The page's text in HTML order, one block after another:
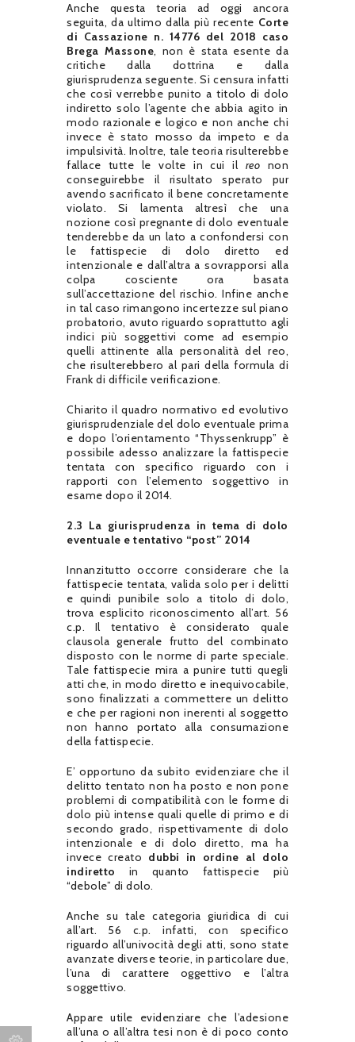
Anche questa teoria ad oggi ancora
seguita, da ultimo dalla più recente Corte
di Cassazione n. 14776 del 2018 caso
Brega Massone, non è stata esente da
critiche dalla dottrina e dalla
giurisprudenza seguente. Si censura infatti
che così verrebbe punito a titolo di dolo
indiretto solo l’agente che abbia agito in
modo razionale e logico e non anche chi
invece è stato mosso da impeto e da
impulsività. Inoltre, tale teoria risulterebbe
fallace tutte le volte in cui il reo non
conseguirebbe il risultato sperato pur
avendo sacrificato il bene concretamente
violato. Si lamenta altresì che una
nozione così pregnante di dolo eventuale
tenderebbe da un lato a confondersi con
le fattispecie di dolo diretto ed
intenzionale e dall’altra a sovrapporsi alla
colpa cosciente ora basata
sull’accettazione del rischio. Infine anche
in tal caso rimangono incertezze sul piano
probatorio, avuto riguardo soprattutto agli
indici più soggettivi come ad esempio
quelli attinente alla personalità del reo,
che risulterebbero al pari della formula di
Frank di difficile verificazione.
Chiarito il quadro normativo ed evolutivo
giurisprudenziale del dolo eventuale prima
e dopo l’orientamento “Thyssenkrupp” è
possibile adesso analizzare la fattispecie
tentata con specifico riguardo con i
rapporti con l’elemento soggettivo in
esame dopo il 2014.
2.3 La giurisprudenza in tema di dolo
eventuale e tentativo “post” 2014
Innanzitutto occorre considerare che la
fattispecie tentata, valida solo per i delitti
e quindi punibile solo a titolo di dolo,
trova esplicito riconoscimento all’art. 56
c.p. Il tentativo è considerato quale
clausola generale frutto del combinato
disposto con le norme di parte speciale.
Tale fattispecie mira a punire tutti quegli
atti che, in modo diretto e inequivocabile,
sono finalizzati a commettere un delitto
e che per ragioni non inerenti al soggetto
non hanno portato alla consumazione
della fattispecie.
E’ opportuno da subito evidenziare che il
delitto tentato non ha posto e non pone
problemi di compatibilità con le forme di
dolo più intense quali quelle di primo e di
secondo grado, rispettivamente di dolo
intenzionale e di dolo diretto, ma ha
invece creato dubbi in ordine al dolo
indiretto in quanto fattispecie più
“debole” di dolo.
Anche su tale categoria giuridica di cui
all’art. 56 c.p. infatti, con specifico
riguardo all’univocità degli atti, sono state
avanzate diverse teorie, in particolare due,
l’una di carattere oggettivo e l’altra
soggettivo.
Appare utile evidenziare che l’adesione
all’una o all’altra tesi non è di poco conto